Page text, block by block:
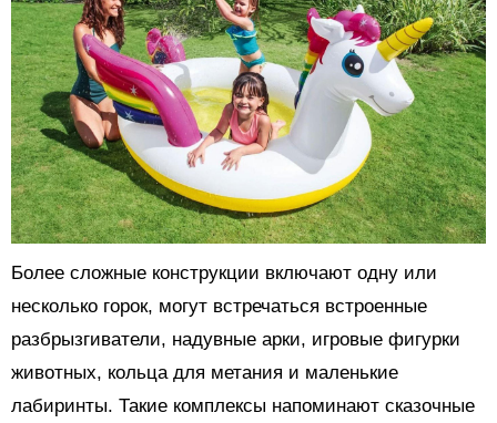
Более сложные конструкции включают одну или
несколько горок, могут встречаться встроенные
разбрызгиватели, надувные арки, игровые фигурки
животных, кольца для метания и маленькие
лабиринты. Такие комплексы напоминают сказочные